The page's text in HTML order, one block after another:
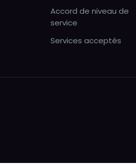
Accord de niveau de
service
Services acceptés